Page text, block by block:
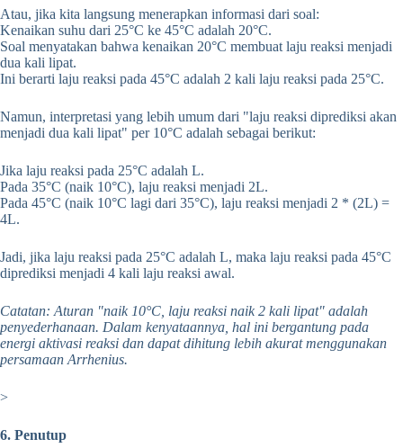
Atau, jika kita langsung menerapkan informasi dari soal:
Kenaikan suhu dari 25°C ke 45°C adalah 20°C.
Soal menyatakan bahwa kenaikan 20°C membuat laju reaksi menjadi
dua kali lipat.
Ini berarti laju reaksi pada 45°C adalah 2 kali laju reaksi pada 25°C.
Namun, interpretasi yang lebih umum dari "laju reaksi diprediksi akan
menjadi dua kali lipat" per 10°C adalah sebagai berikut:
Jika laju reaksi pada 25°C adalah L.
Pada 35°C (naik 10°C), laju reaksi menjadi 2L.
Pada 45°C (naik 10°C lagi dari 35°C), laju reaksi menjadi 2 * (2L) =
4L.
Jadi, jika laju reaksi pada 25°C adalah L, maka laju reaksi pada 45°C
diprediksi menjadi 4 kali laju reaksi awal.
Catatan: Aturan "naik 10°C, laju reaksi naik 2 kali lipat" adalah
penyederhanaan. Dalam kenyataannya, hal ini bergantung pada
energi aktivasi reaksi dan dapat dihitung lebih akurat menggunakan
persamaan Arrhenius.
>
6. Penutup